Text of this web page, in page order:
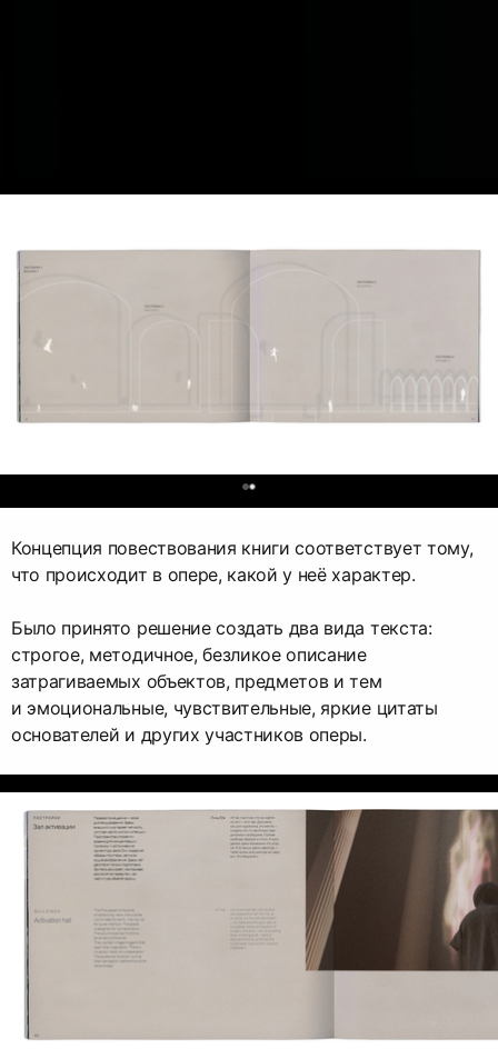
Концепция повествования книги соответствует тому,
что происходит в опере, какой у неё характер.
Было принято решение создать два вида текста:
строгое, методичное, безликое описание
затрагиваемых объектов, предметов и тем
и эмоциональные, чувствительные, яркие цитаты
основателей и других участников оперы.